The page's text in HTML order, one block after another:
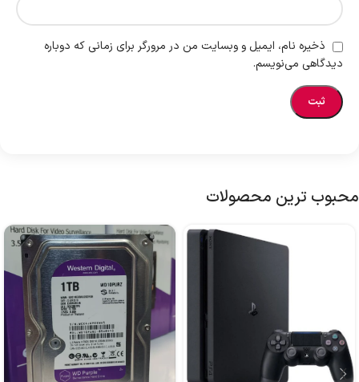
ذخیره نام، ایمیل و وبسایت من در مرورگر برای زمانی که دوباره
دیدگاهی می‌نویسم.
محبوب ترین محصولات